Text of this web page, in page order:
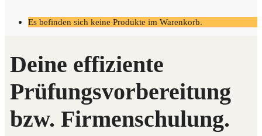
Es befinden sich keine Produkte im Warenkorb.